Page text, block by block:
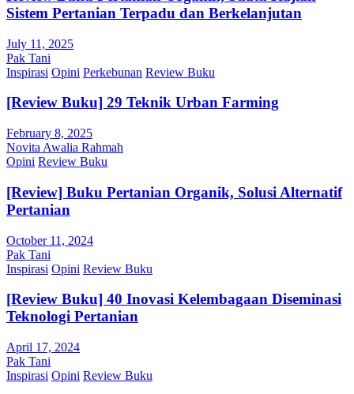
Sistem Pertanian Terpadu dan Berkelanjutan
July 11, 2025
Pak Tani
Inspirasi Opini Perkebunan Review Buku
[Review Buku] 29 Teknik Urban Farming
February 8, 2025
Novita Awalia Rahmah
Opini Review Buku
[Review] Buku Pertanian Organik, Solusi Alternatif
Pertanian
October 11, 2024
Pak Tani
Inspirasi Opini Review Buku
[Review Buku] 40 Inovasi Kelembagaan Diseminasi
Teknologi Pertanian
April 17, 2024
Pak Tani
Inspirasi Opini Review Buku